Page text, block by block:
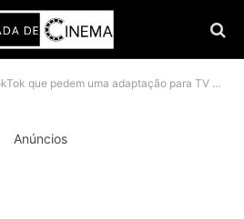
que pedem uma adaptação para TV ontem
Anúncios